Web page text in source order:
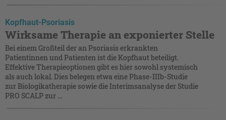
Kopfhaut-Psoriasis
Wirksame Therapie an exponierter Stelle
Bei einem Großteil der an Psoriasis erkrankten
Patientinnen und Patienten ist die Kopfhaut beteiligt.
Effektive Therapieoptionen gibt es hier sowohl systemisch
als auch lokal. Dies belegen etwa eine Phase-IIIb-Studie
zur Biologikatherapie sowie die Interimsanalyse der Studie
PRO SCALP zur ...